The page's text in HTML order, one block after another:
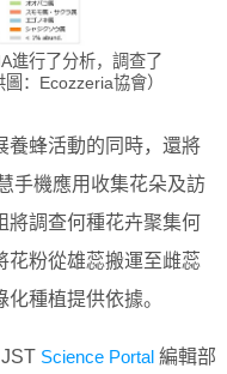
進行了分析，調查了
：Ecozzeria協會）
養蜂活動的同時，還將
手機應用收集花朵及訪
將調查何種花卉聚集何
花粉從雄蕊搬運至雌蕊
種植提供依據。
Science Portal 編輯部